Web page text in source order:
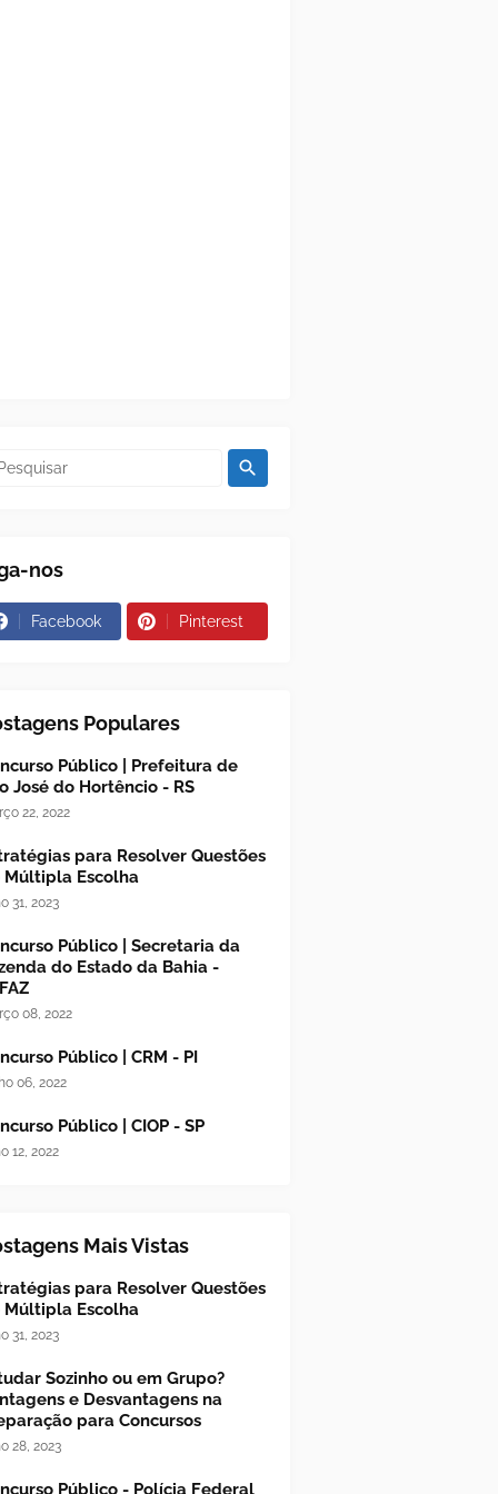
nos
Facebook Pinterest
Populares
Público | Prefeitura de
José do Hortêncio - RS
22, 2022
para Resolver Questões
Múltipla Escolha
31, 2023
Público | Secretaria da
do Estado da Bahia -
08, 2022
Público | CRM - PI
06, 2022
Público | CIOP - SP
12, 2022
Mais Vistas
para Resolver Questões
Múltipla Escolha
31, 2023
Sozinho ou em Grupo?
e Desvantagens na
para Concursos
28, 2023
Público - Polícia Federal